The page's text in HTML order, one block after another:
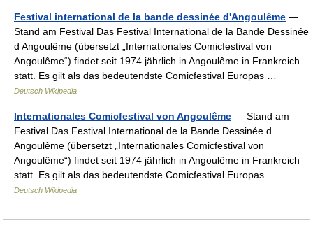
Festival international de la bande dessinée d'Angoulême —
Stand am Festival Das Festival International de la Bande Dessinée
d Angoulême (übersetzt „Internationales Comicfestival von
Angoulême“) findet seit 1974 jährlich in Angoulême in Frankreich
statt. Es gilt als das bedeutendste Comicfestival Europas …
Deutsch Wikipedia
Internationales Comicfestival von Angoulême — Stand am
Festival Das Festival International de la Bande Dessinée d
Angoulême (übersetzt „Internationales Comicfestival von
Angoulême“) findet seit 1974 jährlich in Angoulême in Frankreich
statt. Es gilt als das bedeutendste Comicfestival Europas …
Deutsch Wikipedia